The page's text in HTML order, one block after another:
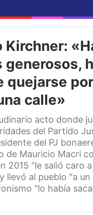
Kirchner:
generosos,
quejarse
calle»
acto donde
del Partido
del PJ
de Mauricio Macri
2015 "le salió caro
llevó al pueblo "a
"lo había